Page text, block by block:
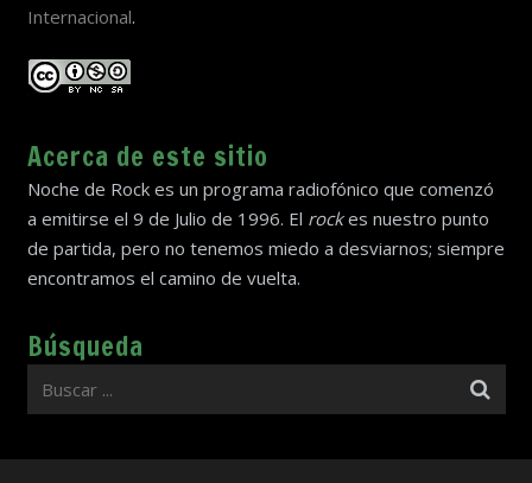
Internacional.
Acerca de este sitio
Noche de Rock es un programa radiofónico que comenzó
a emitirse el 9 de Julio de 1996. El rockes nuestro punto
de partida, pero no tenemos miedo a desviarnos; siempre
encontramos el camino de vuelta.
Búsqueda